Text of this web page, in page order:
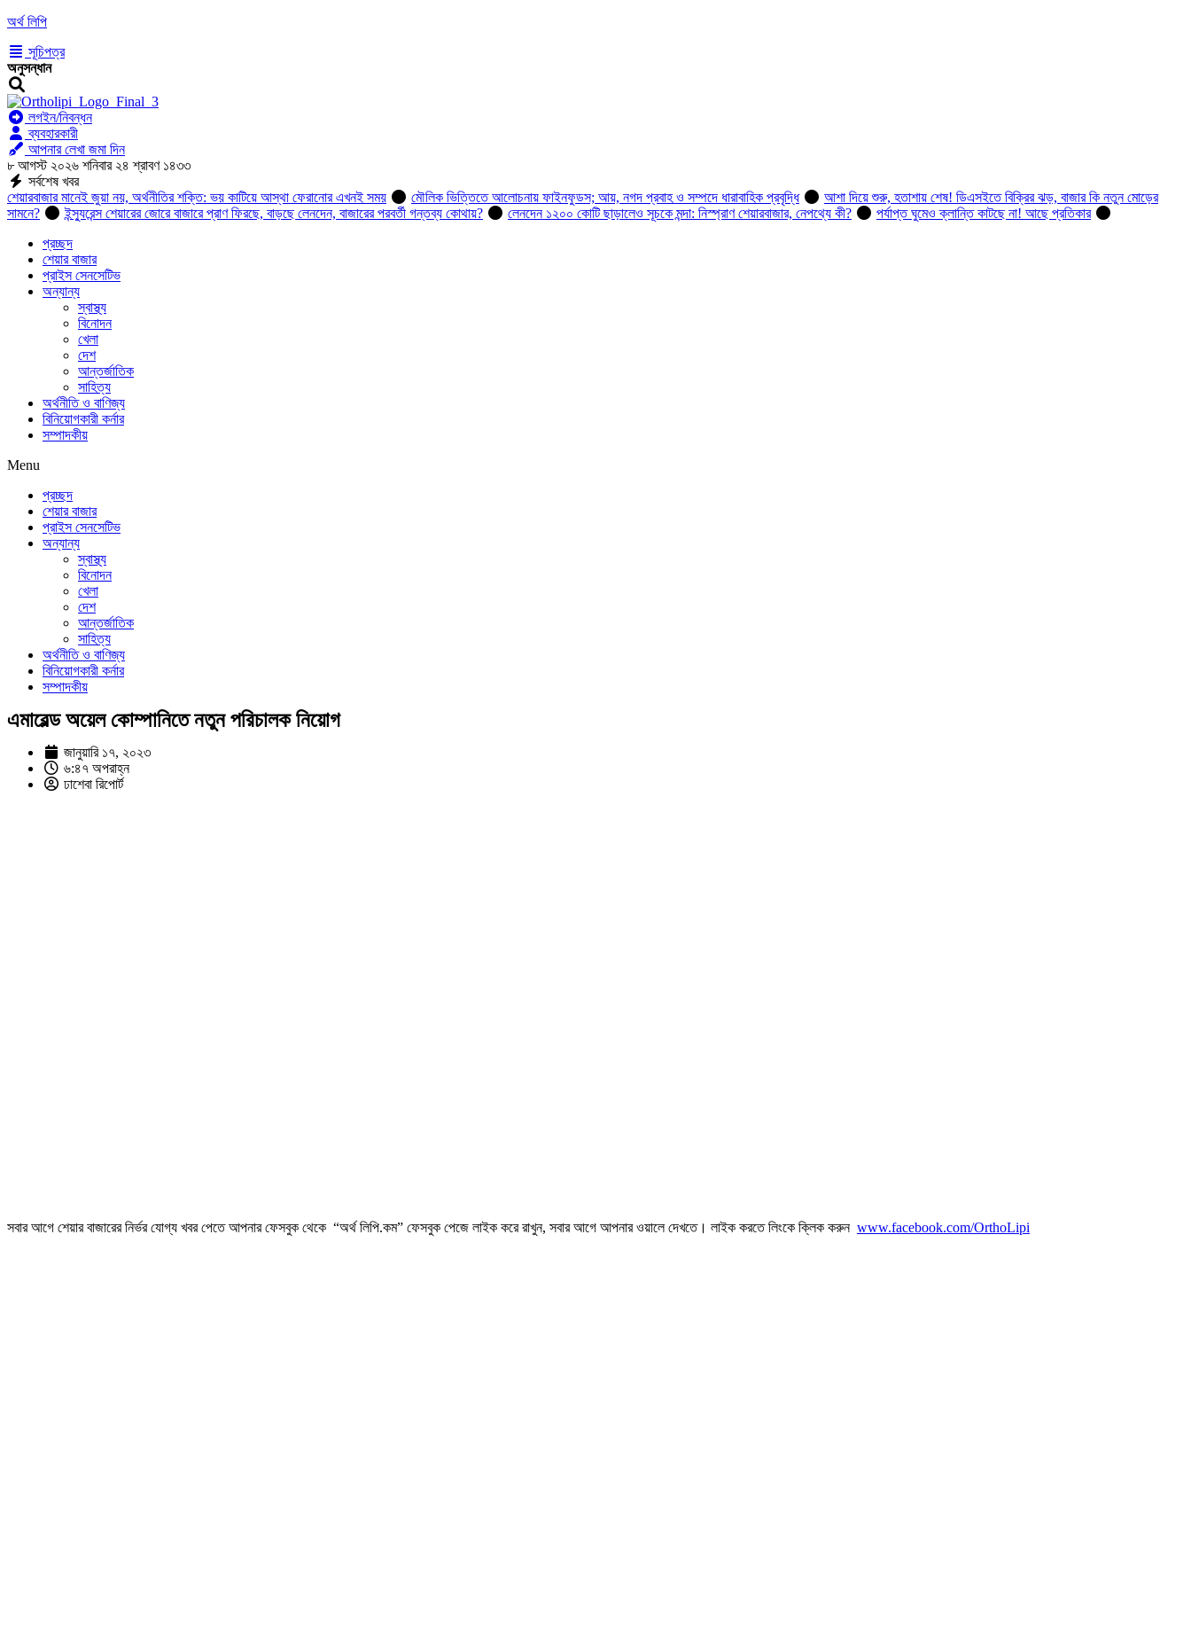
অর্থ লিপি
সূচিপত্র
অনুসন্ধান
লগইন/নিবন্ধন
ব্যবহারকারী
আপনার লেখা জমা দিন
৮ আগস্ট ২০২৬ শনিবার ২৪ শ্রাবণ ১৪৩৩
সর্বশেষ খবর
শেয়ারবাজার মানেই জুয়া নয়, অর্থনীতির শক্তি: ভয় কাটিয়ে আস্থা ফেরানোর এখনই সময়
মৌলিক ভিত্তিতে আলোচনায় ফাইনফুডস; আয়, নগদ প্রবাহ ও সম্পদে ধারাবাহিক প্রবৃদ্ধি
আশা দিয়ে শুরু, হতাশায় শেষ! ডিএসইতে বিক্রির ঝড়, বাজার কি নতুন মোড়ের
সামনে?
ইন্স্যুরেন্স শেয়ারের জোরে বাজারে প্রাণ ফিরছে, বাড়ছে লেনদেন, বাজারের পরবর্তী গন্তব্য কোথায়? লেনদেন ১২০০ কোটি ছাড়ালেও সূচকে মন্দা: নিস্প্রাণ শেয়ারবাজার, নেপথ্যে কী?
পর্যাপ্ত ঘুমেও ক্লান্তি কাটছে না! আছে প্রতিকার
প্রচ্ছদ
শেয়ার বাজার
প্রাইস সেনসেটিভ
অন্যান্য
স্বাস্থ্য
বিনোদন
খেলা
দেশ
আন্তর্জাতিক
সাহিত্য
অর্থনীতি ও বাণিজ্য
বিনিয়োগকারী কর্নার
সম্পাদকীয়
Menu
প্রচ্ছদ
শেয়ার বাজার
প্রাইস সেনসেটিভ
অন্যান্য
স্বাস্থ্য
বিনোদন
খেলা
দেশ
আন্তর্জাতিক
সাহিত্য
অর্থনীতি ও বাণিজ্য
বিনিয়োগকারী কর্নার
সম্পাদকীয়
এমারেল্ড অয়েল কোম্পানিতে নতুন পরিচালক নিয়োগ
জানুয়ারি ১৭, ২০২৩
৬:৪৭ অপরাহ্ন
ঢাশেবা রিপোর্ট
সবার আগে শেয়ার বাজারের নির্ভর যোগ্য খবর পেতে আপনার ফেসবুক থেকে “অর্থ লিপি.কম” ফেসবুক পেজে লাইক করে রাখুন, সবার আগে আপনার ওয়ালে দেখতে। লাইক করতে লিংকে ক্লিক করুন www.facebook.com/OrthoLipi